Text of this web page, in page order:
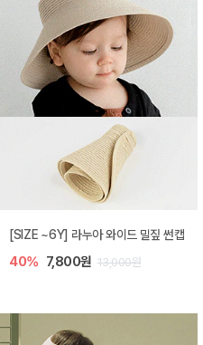
[SIZE ~6Y] 라누아 와이드 밀짚 썬캡
40% 7,800원 13,000원